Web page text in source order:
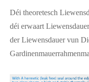
Déi theoretesch
déi erwaart
der Liewensdauer vun